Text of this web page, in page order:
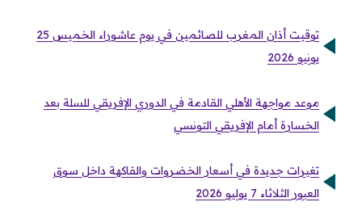
توقيت أذان المغرب للصائمين في يوم عاشوراء الخميس 25
يونيو 2026
موعد مواجهة الأهلي القادمة في الدوري الإفريقي للسلة بعد
الخسارة أمام الإفريقي التونسي
تغيرات جديدة في أسعار الخضروات والفاكهة داخل سوق
العبور الثلاثاء 7 يوليو 2026